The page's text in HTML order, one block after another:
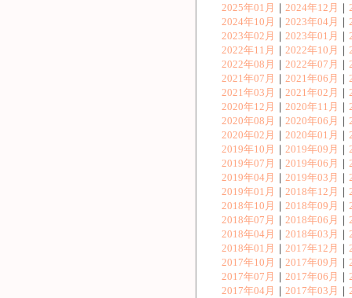
2025年01月
｜ 2024年12月 ｜
2024年10月
｜ 2023年04月 ｜
2023年02月
｜ 2023年01月 ｜
2022年11月
｜ 2022年10月 ｜
2022年08月
｜ 2022年07月 ｜
2021年07月
｜ 2021年06月 ｜
2021年03月
｜ 2021年02月 ｜
2020年12月
｜ 2020年11月 ｜
2020年08月
｜ 2020年06月 ｜
2020年02月
｜ 2020年01月 ｜
2019年10月
｜ 2019年09月 ｜
2019年07月
｜ 2019年06月 ｜
2019年04月
｜ 2019年03月 ｜
2019年01月
｜ 2018年12月 ｜
2018年10月
｜ 2018年09月 ｜
2018年07月
｜ 2018年06月 ｜
2018年04月
｜ 2018年03月 ｜
2018年01月
｜ 2017年12月 ｜
2017年10月
｜ 2017年09月 ｜
2017年07月
｜ 2017年06月 ｜
2017年04月
｜ 2017年03月 ｜